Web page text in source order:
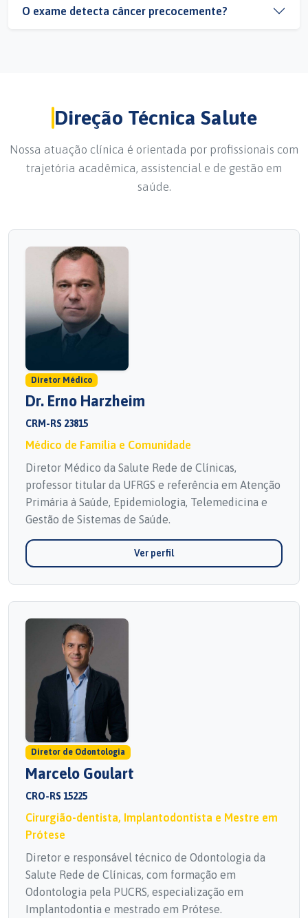
O exame detecta câncer precocemente?
Direção Técnica Salute
Nossa atuação clínica é orientada por profissionais com
trajetória acadêmica, assistencial e de gestão em
saúde.
Diretor Médico
Dr. Erno Harzheim
CRM-RS 23815
Médico de Família e Comunidade
Diretor Médico da Salute Rede de Clínicas,
professor titular da UFRGS e referência em Atenção
Primária à Saúde, Epidemiologia, Telemedicina e
Gestão de Sistemas de Saúde.
Ver perfil
Diretor de Odontologia
Marcelo Goulart
CRO-RS 15225
Cirurgião-dentista, Implantodontista e Mestre em
Prótese
Diretor e responsável técnico de Odontologia da
Salute Rede de Clínicas, com formação em
Odontologia pela PUCRS, especialização em
Implantodontia e mestrado em Prótese.